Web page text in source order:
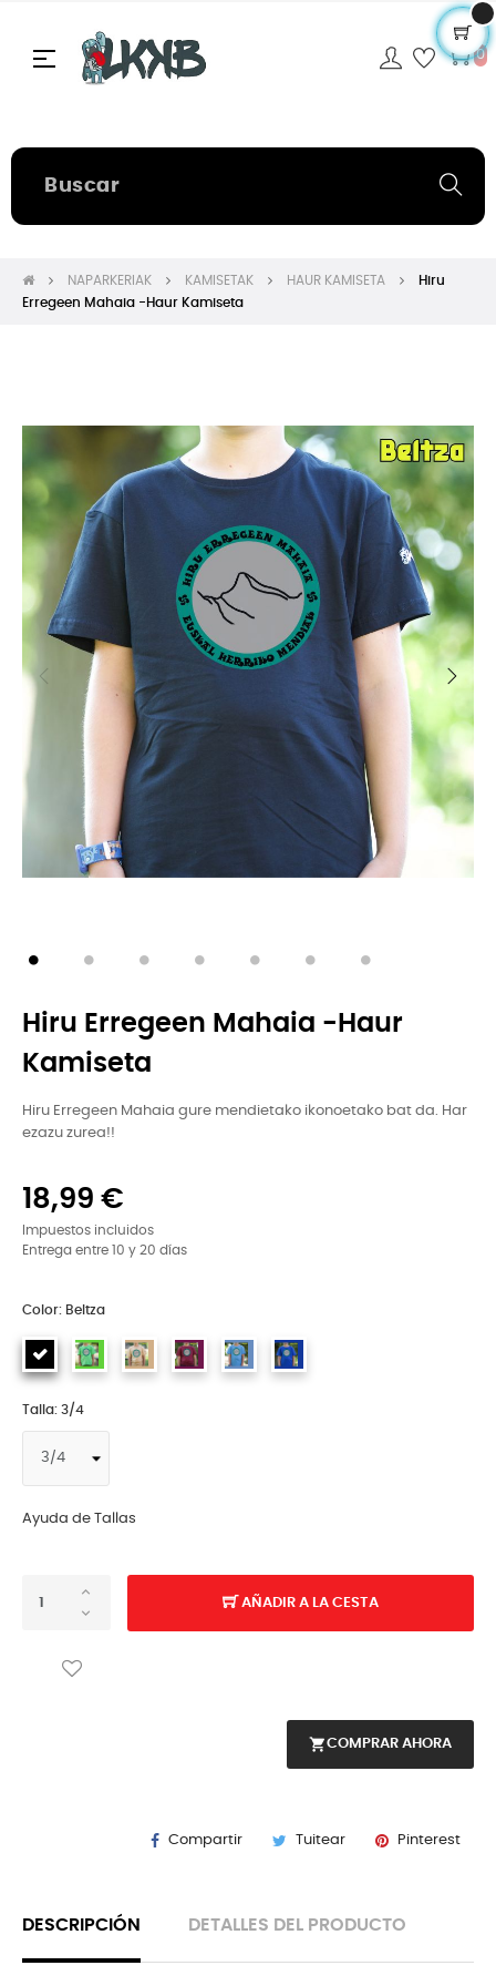
Navegación
☰ 0
NAPARKERIAK KAMISETAK HAUR KAMISETA
Hiru
Erregeen Mahaia -Haur Kamiseta
Hiru Erregeen Mahaia -Haur
Kamiseta
Hiru Erregeen Mahaia gure mendietako ikonoetako bat da. Har
ezazu zurea!!
18,99 €
Impuestos incluidos
Entrega entre 10 y 20 días
Color: Beltza
Talla: 3/4
Ayuda de Tallas
AÑADIR A LA CESTA
shopping_cartCOMPRAR AHORA
Compartir Tuitear Pinterest
DESCRIPCIÓN DETALLES DEL PRODUCTO